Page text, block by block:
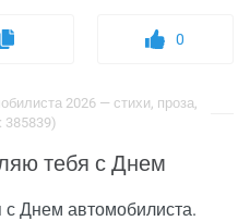
0
2026 — стихи, проза,
385839)
тебя с Днем
Днем автомобилиста.